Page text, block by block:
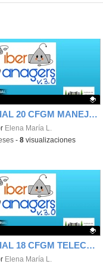
TUTORIAL 20 CFGM MANEJO MAQUINARIA INDUSTRIAL
educativo.
Elena María L.
- 8visualizaciones
TUTORIAL 18 CFGM TELECOMUNICACIONES
educativo.
Elena María L.